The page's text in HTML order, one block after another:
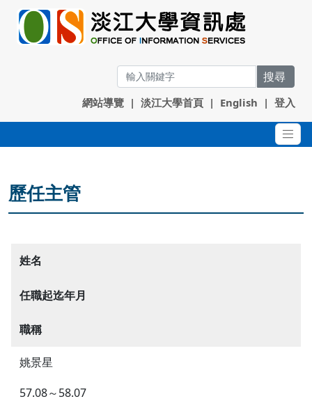
搜尋
網站導覽 | 淡江大學首頁 | English | 登入
歷任主管
姓名
任職起迄年月
職稱
姚景星
57.08～58.07